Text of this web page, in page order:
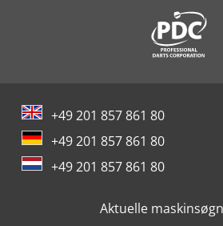
+49 201 857 861 80
+49 201 857 861 80
+49 201 857 861 80
Aktuelle